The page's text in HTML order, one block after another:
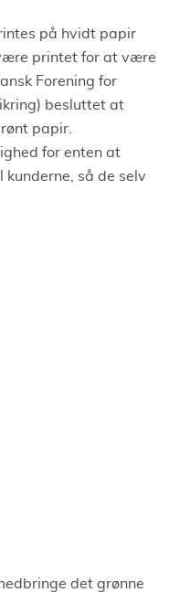
på hvidt papir
printet for at være
Forening for
besluttet at
papir.
for enten at
så de selv
det grønne